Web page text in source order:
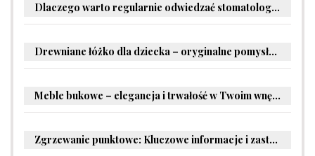
Dlaczego warto regularnie odwiedzać stomatologa?
Drewniane łóżko dla dziecka – oryginalne pomysły na aranżację pokoju malucha
Meble bukowe – elegancja i trwałość w Twoim wnętrzu
Zgrzewanie punktowe: Kluczowe informacje i zastosowania w przemyśle